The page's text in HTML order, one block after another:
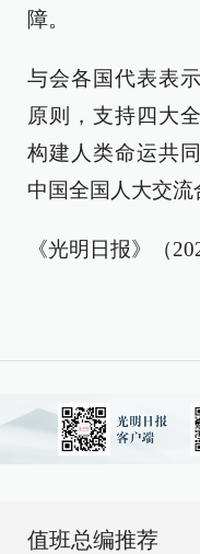
障。
与会各国代表表
原则，支持四大
构建人类命运共
中国全国人大交流
《光明日报》（
值班总编推荐